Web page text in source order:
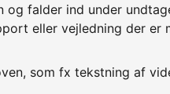
falder ind under
eller vejledning der er
som fx tekstning af